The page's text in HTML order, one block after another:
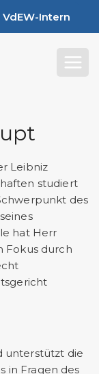
Intern
Leibniz
studiert
des
hat Herr
Fokus durch
unterstützt die
in Fragen des